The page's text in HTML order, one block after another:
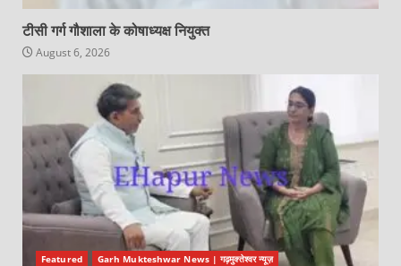
टीसी गर्ग गौशाला के कोषाध्यक्ष नियुक्त
August 6, 2026
Featured Garh Mukteshwar News | गढ़मुक्तेश्वर न्यूज़